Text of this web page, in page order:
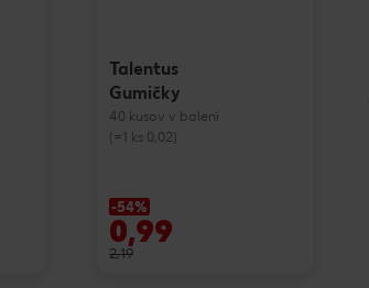
Talentus
Gumičky
40 kusov v balení
(=1 ks 0,02)
-54%
0,99
2,19